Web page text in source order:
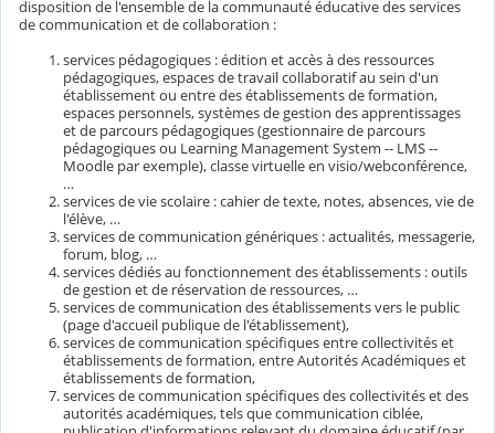
disposition de l'ensemble de la communauté éducative des services
de communication et de collaboration :
services pédagogiques : édition et accès à des ressources
pédagogiques, espaces de travail collaboratif au sein d'un
établissement ou entre des établissements de formation,
espaces personnels, systèmes de gestion des apprentissages
et de parcours pédagogiques (gestionnaire de parcours
pédagogiques ou Learning Management System -- LMS --
Moodle par exemple), classe virtuelle en visio/webconférence,
…
services de vie scolaire : cahier de texte, notes, absences, vie de
l'élève, …
services de communication génériques : actualités, messagerie,
forum, blog, …
services dédiés au fonctionnement des établissements : outils
de gestion et de réservation de ressources, …
services de communication des établissements vers le public
(page d'accueil publique de l'établissement),
services de communication spécifiques entre collectivités et
établissements de formation, entre Autorités Académiques et
établissements de formation,
services de communication spécifiques des collectivités et des
autorités académiques, tels que communication ciblée,